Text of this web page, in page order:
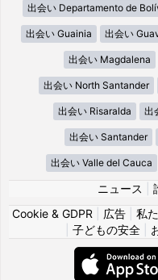
出会い Departamento de
出会い Guainia 出会い
出会い Magdalena
出会い North Santander
出会い Risaralda 出
出会い Santander
出会い Valle del Cauca
ニュース
Cookie & GDPR
広告 私
子どもの安全|